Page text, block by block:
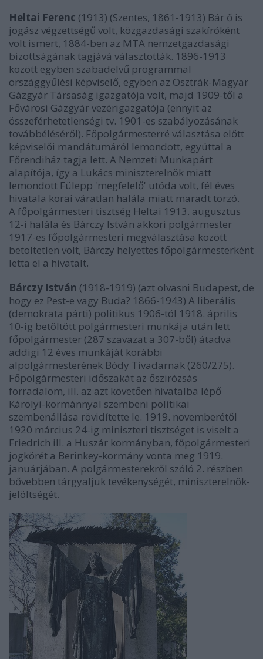
Heltai Ferenc (1913) (Szentes, 1861-1913) Bár ő is
jogász végzettségű volt, közgazdasági szakíróként
volt ismert, 1884-ben az MTA nemzetgazdasági
bizottságának tagjává választották. 1896-1913
között egyben szabadelvű programmal
országgyűlési képviselő, egyben az Osztrák-Magyar
Gázgyár Társaság igazgatója volt, majd 1909-től a
Fővárosi Gázgyár vezérigazgatója (ennyit az
összeférhetetlenségi tv. 1901-es szabályozásának
továbbéléséről). Főpolgármesterré választása előtt
képviselői mandátumáról lemondott, egyúttal a
Főrendiház tagja lett. A Nemzeti Munkapárt
alapítója, így a Lukács miniszterelnök miatt
lemondott Fülepp 'megfelelő' utóda volt, fél éves
hivatala korai váratlan halála miatt maradt torzó.
A főpolgármesteri tisztség Heltai 1913. augusztus
12-i halála és Bárczy István akkori polgármester
1917-es főpolgármesteri megválasztása között
betöltetlen volt, Bárczy helyettes főpolgármesterként
letta el a hivatalt.
Bárczy István (1918-1919) (azt olvasni Budapest, de
hogy ez Pest-e vagy Buda? 1866-1943) A liberális
(demokrata párti) politikus 1906-tól 1918. április
10-ig betöltött polgármesteri munkája után lett
főpolgármester (287 szavazat a 307-ből) átadva
addigi 12 éves munkáját korábbi
alpolgármesterének Bódy Tivadarnak (260/275).
Főpolgármesteri időszakát az őszirózsás
forradalom, ill. az azt követően hivatalba lépő
Károlyi-kormánnyal szembeni politikai
szembenállása rövidítette le. 1919. novemberétől
1920 március 24-ig miniszteri tisztséget is viselt a
Friedrich ill. a Huszár kormányban, főpolgármesteri
jogkörét a Berinkey-kormány vonta meg 1919.
januárjában. A polgármesterekről szóló 2. részben
bővebben tárgyaljuk tevékenységét, miniszterelnök-
jelöltségét.